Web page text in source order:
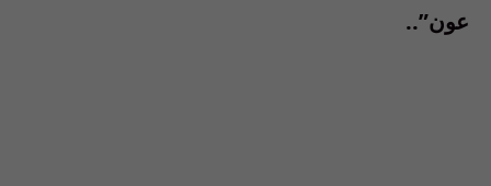
عون”..